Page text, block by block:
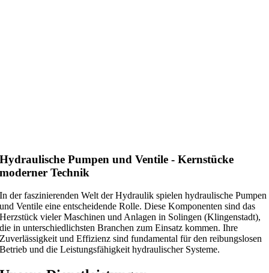
Hydraulische Pumpen und Ventile - Kernstücke
moderner Technik
In der faszinierenden Welt der Hydraulik spielen hydraulische Pumpen
und Ventile eine entscheidende Rolle. Diese Komponenten sind das
Herzstück vieler Maschinen und Anlagen in Solingen (Klingenstadt),
die in unterschiedlichsten Branchen zum Einsatz kommen. Ihre
Zuverlässigkeit und Effizienz sind fundamental für den reibungslosen
Betrieb und die Leistungsfähigkeit hydraulischer Systeme.